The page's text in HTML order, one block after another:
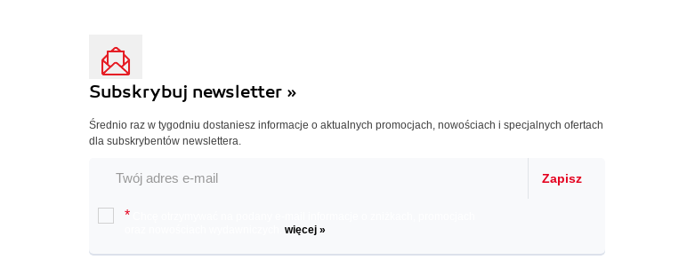
Subskrybuj newsletter »
Średnio raz w tygodniu dostaniesz informacje o aktualnych promocjach, nowościach i specjalnych ofertach
dla subskrybentów newslettera.
Zapisz
*
więcej »